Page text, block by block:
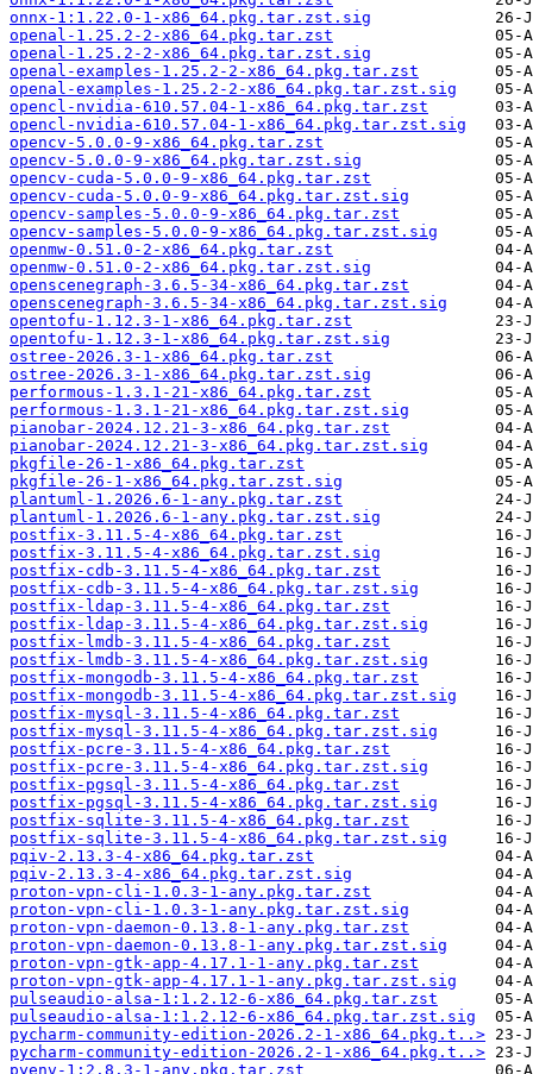
onnx-1:1.22.0-1-x86_64.pkg.tar.zst.sig
openal-1.25.2-2-x86_64.pkg.tar.zst
openal-1.25.2-2-x86_64.pkg.tar.zst.sig
openal-examples-1.25.2-2-x86_64.pkg.tar.zst
openal-examples-1.25.2-2-x86_64.pkg.tar.zst.sig
opencl-nvidia-610.57.04-1-x86_64.pkg.tar.zst
opencl-nvidia-610.57.04-1-x86_64.pkg.tar.zst.sig
opencv-5.0.0-9-x86_64.pkg.tar.zst
opencv-5.0.0-9-x86_64.pkg.tar.zst.sig
opencv-cuda-5.0.0-9-x86_64.pkg.tar.zst
opencv-cuda-5.0.0-9-x86_64.pkg.tar.zst.sig
opencv-samples-5.0.0-9-x86_64.pkg.tar.zst
opencv-samples-5.0.0-9-x86_64.pkg.tar.zst.sig
openmw-0.51.0-2-x86_64.pkg.tar.zst
openmw-0.51.0-2-x86_64.pkg.tar.zst.sig
openscenegraph-3.6.5-34-x86_64.pkg.tar.zst
openscenegraph-3.6.5-34-x86_64.pkg.tar.zst.sig
opentofu-1.12.3-1-x86_64.pkg.tar.zst
opentofu-1.12.3-1-x86_64.pkg.tar.zst.sig
ostree-2026.3-1-x86_64.pkg.tar.zst
ostree-2026.3-1-x86_64.pkg.tar.zst.sig
performous-1.3.1-21-x86_64.pkg.tar.zst
performous-1.3.1-21-x86_64.pkg.tar.zst.sig
pianobar-2024.12.21-3-x86_64.pkg.tar.zst
pianobar-2024.12.21-3-x86_64.pkg.tar.zst.sig
pkgfile-26-1-x86_64.pkg.tar.zst
pkgfile-26-1-x86_64.pkg.tar.zst.sig
plantuml-1.2026.6-1-any.pkg.tar.zst
plantuml-1.2026.6-1-any.pkg.tar.zst.sig
postfix-3.11.5-4-x86_64.pkg.tar.zst
postfix-3.11.5-4-x86_64.pkg.tar.zst.sig
postfix-cdb-3.11.5-4-x86_64.pkg.tar.zst
postfix-cdb-3.11.5-4-x86_64.pkg.tar.zst.sig
postfix-ldap-3.11.5-4-x86_64.pkg.tar.zst
postfix-ldap-3.11.5-4-x86_64.pkg.tar.zst.sig
postfix-lmdb-3.11.5-4-x86_64.pkg.tar.zst
postfix-lmdb-3.11.5-4-x86_64.pkg.tar.zst.sig
postfix-mongodb-3.11.5-4-x86_64.pkg.tar.zst
postfix-mongodb-3.11.5-4-x86_64.pkg.tar.zst.sig
postfix-mysql-3.11.5-4-x86_64.pkg.tar.zst
postfix-mysql-3.11.5-4-x86_64.pkg.tar.zst.sig
postfix-pcre-3.11.5-4-x86_64.pkg.tar.zst
postfix-pcre-3.11.5-4-x86_64.pkg.tar.zst.sig
postfix-pgsql-3.11.5-4-x86_64.pkg.tar.zst
postfix-pgsql-3.11.5-4-x86_64.pkg.tar.zst.sig
postfix-sqlite-3.11.5-4-x86_64.pkg.tar.zst
postfix-sqlite-3.11.5-4-x86_64.pkg.tar.zst.sig
pqiv-2.13.3-4-x86_64.pkg.tar.zst
pqiv-2.13.3-4-x86_64.pkg.tar.zst.sig
proton-vpn-cli-1.0.3-1-any.pkg.tar.zst
proton-vpn-cli-1.0.3-1-any.pkg.tar.zst.sig
proton-vpn-daemon-0.13.8-1-any.pkg.tar.zst
proton-vpn-daemon-0.13.8-1-any.pkg.tar.zst.sig
proton-vpn-gtk-app-4.17.1-1-any.pkg.tar.zst
proton-vpn-gtk-app-4.17.1-1-any.pkg.tar.zst.sig
pulseaudio-alsa-1:1.2.12-6-x86_64.pkg.tar.zst
pulseaudio-alsa-1:1.2.12-6-x86_64.pkg.tar.zst.sig
pycharm-community-edition-2026.2-1-x86_64.pkg.t..>
pycharm-community-edition-2026.2-1-x86_64.pkg.t..>
pyenv-1:2.8.3-1-any.pkg.tar.zst